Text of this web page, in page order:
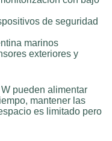
de seguridad
marinos
exteriores y
pueden alimentar
mantener las
es limitado pero